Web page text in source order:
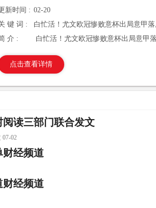
新时间 : 02-20
键 词 :
白忙活！尤文欧冠惨败意杯出局意甲
介 :
白忙活！尤文欧冠惨败意杯出局意甲
点击查看详情
读三部门联合发文
07-02
财经频道
财经频道